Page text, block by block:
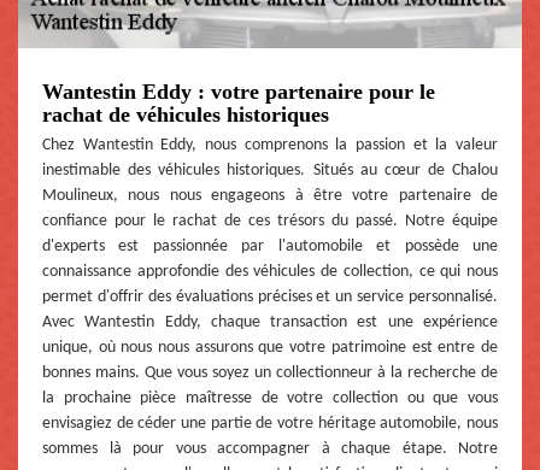
Wantestin Eddy : votre partenaire pour le
rachat de véhicules historiques
Chez Wantestin Eddy, nous comprenons la passion et la valeur
inestimable des véhicules historiques. Situés au cœur de Chalou
Moulineux, nous nous engageons à être votre partenaire de
confiance pour le rachat de ces trésors du passé. Notre équipe
d'experts est passionnée par l'automobile et possède une
connaissance approfondie des véhicules de collection, ce qui nous
permet d'offrir des évaluations précises et un service personnalisé.
Avec Wantestin Eddy, chaque transaction est une expérience
unique, où nous nous assurons que votre patrimoine est entre de
bonnes mains. Que vous soyez un collectionneur à la recherche de
la prochaine pièce maîtresse de votre collection ou que vous
envisagiez de céder une partie de votre héritage automobile, nous
sommes là pour vous accompagner à chaque étape. Notre